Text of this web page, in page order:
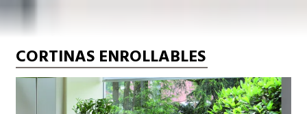
CORTINAS ENROLLABLES